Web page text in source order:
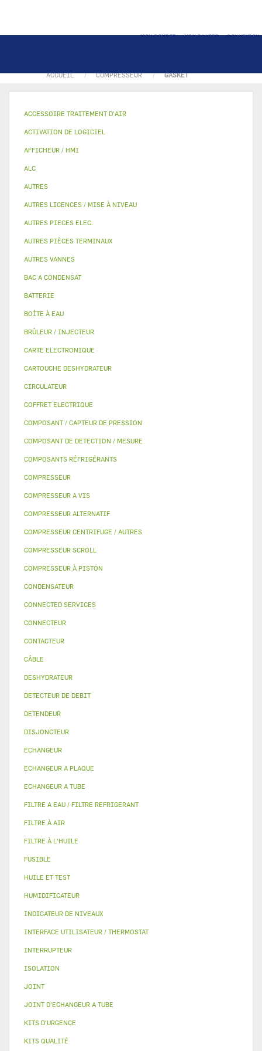
MON COMPTE MON PANIER CONNEXION
ACCUEIL COMPRESSEUR GASKET
ACCESSOIRE TRAITEMENT D’AIR
ACTIVATION DE LOGICIEL
AFFICHEUR / HMI
ALC
AUTRES
AUTRES LICENCES / MISE À NIVEAU
AUTRES PIECES ELEC.
AUTRES PIÈCES TERMINAUX
AUTRES VANNES
BAC A CONDENSAT
BATTERIE
BOÎTE À EAU
BRÛLEUR / INJECTEUR
CARTE ELECTRONIQUE
CARTOUCHE DESHYDRATEUR
CIRCULATEUR
COFFRET ELECTRIQUE
COMPOSANT / CAPTEUR DE PRESSION
COMPOSANT DE DETECTION / MESURE
COMPOSANTS RÉFRIGÉRANTS
COMPRESSEUR
COMPRESSEUR A VIS
COMPRESSEUR ALTERNATIF
COMPRESSEUR CENTRIFUGE / AUTRES
COMPRESSEUR SCROLL
COMPRESSEUR À PISTON
CONDENSATEUR
CONNECTED SERVICES
CONNECTEUR
CONTACTEUR
CÂBLE
DESHYDRATEUR
DETECTEUR DE DEBIT
DETENDEUR
DISJONCTEUR
ECHANGEUR
ECHANGEUR A PLAQUE
ECHANGEUR A TUBE
FILTRE A EAU / FILTRE REFRIGERANT
FILTRE À AIR
FILTRE À L'HUILE
FUSIBLE
HUILE ET TEST
HUMIDIFICATEUR
INDICATEUR DE NIVEAUX
INTERFACE UTILISATEUR / THERMOSTAT
INTERRUPTEUR
ISOLATION
JOINT
JOINT D'ECHANGEUR A TUBE
KITS D'URGENCE
KITS QUALITÉ